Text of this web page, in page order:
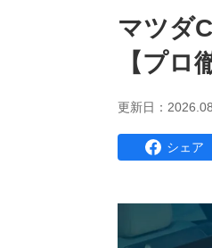
マツダ
【プロ
更新日：
シェア